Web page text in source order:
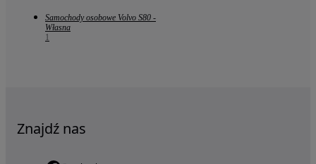
Samochody osobowe Volvo S80 -
Własna
1
Znajdź nas